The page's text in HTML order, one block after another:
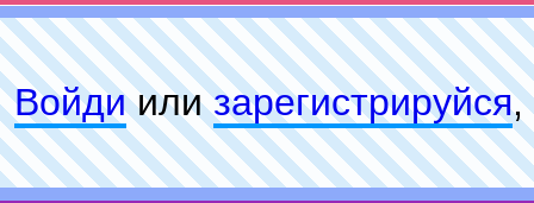
Войдиилизарeгиcтpируйся,